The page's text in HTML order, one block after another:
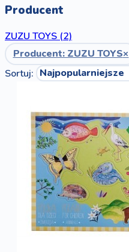
Producent
ZUZU TOYS (2)
Producent: ZUZU TOYS×
Sortuj: